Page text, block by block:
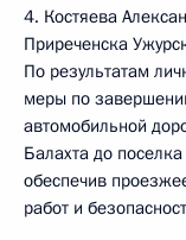
4. Костяева
Приреченска
По результатам
меры по
автомобильной
Балахта до
обеспечив
работ и